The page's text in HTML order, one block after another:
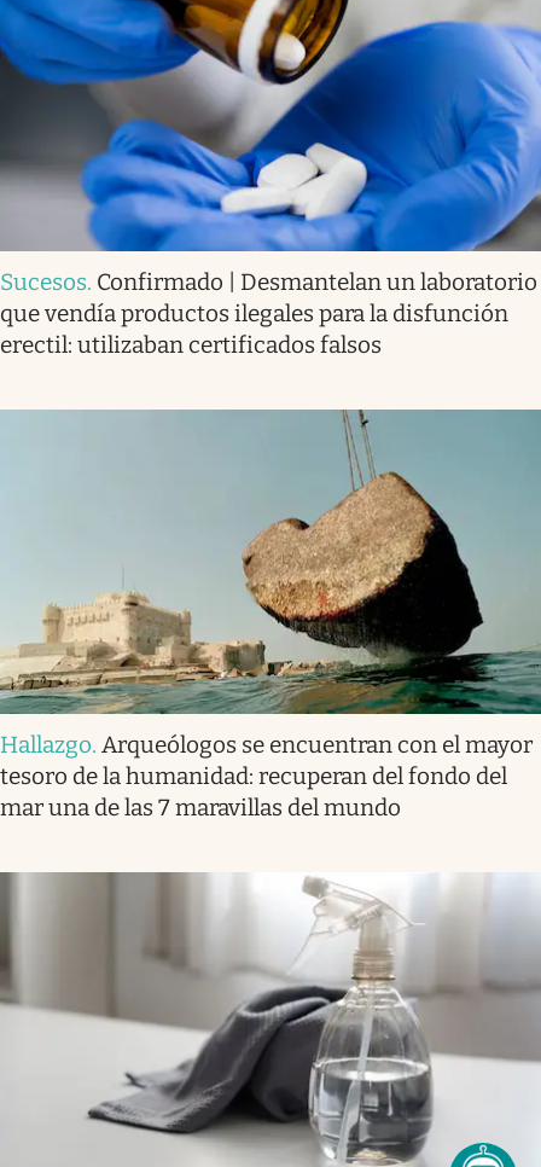
Sucesos. Confirmado | Desmantelan un laboratorio
que vendía productos ilegales para la disfunción
erectil: utilizaban certificados falsos
Hallazgo. Arqueólogos se encuentran con el mayor
tesoro de la humanidad: recuperan del fondo del
mar una de las 7 maravillas del mundo